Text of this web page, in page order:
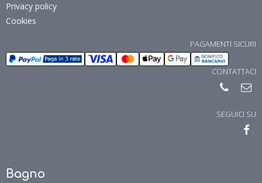
Privacy policy
Cookies
PAGAMENTI SICURI
CONTATTACI
SEGUICI SU
Bagno